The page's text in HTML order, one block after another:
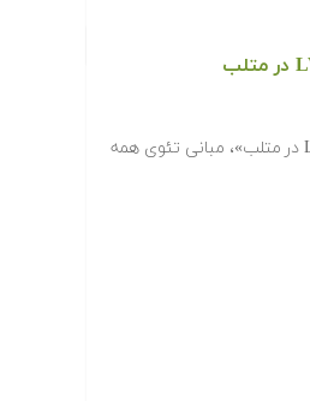
در فیلم آموزشی «طبقه بندی و بازشناسی الگو با شبکه های عصبی LVQ در متلب»، مبانی تئوی همه